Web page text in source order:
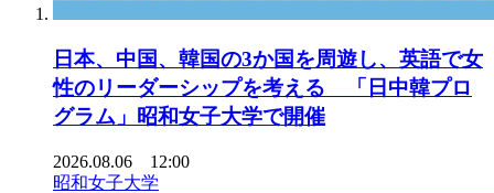
日本、中国、韓国の3か国を周遊し、英語で女
性のリーダーシップを考える 「日中韓プロ
グラム」昭和女子大学で開催
2026.08.06 12:00
昭和女子大学